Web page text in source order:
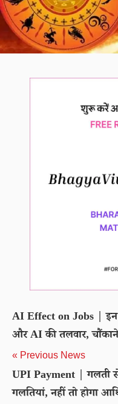
AI Effect on Jobs | इन
और AI की तलवार,
« Previous News
UPI Payment | गलती
गलतियां, नहीं तो होगा